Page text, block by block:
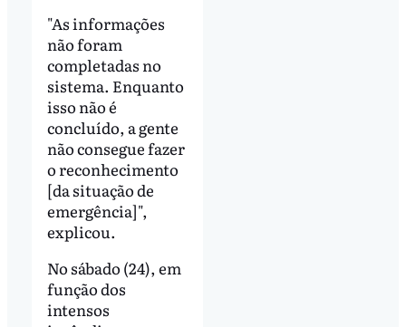
"As informações
não foram
completadas no
sistema. Enquanto
isso não é
concluído, a gente
não consegue fazer
o reconhecimento
[da situação de
emergência]",
explicou.
No sábado (24), em
função dos
intensos